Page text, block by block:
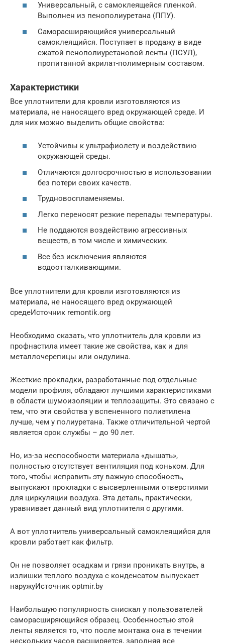
Универсальный, с самоклеящейся пленкой.
Выполнен из пенополиуретана (ППУ).
Саморасширяющийся универсальный
самоклеящийся. Поступает в продажу в виде
сжатой пенополиуретановой ленты (ПСУЛ),
пропитанной акрилат-полимерным составом.
Характеристики
Все уплотнители для кровли изготовляются из
материала, не наносящего вред окружающей среде. И
для них можно выделить общие свойства:
Устойчивы к ультрафиолету и воздействию
окружающей среды.
Отличаются долгосрочностью в использовании
без потери своих качеств.
Трудновоспламеняемы.
Легко переносят резкие перепады температуры.
Не поддаются воздействию агрессивных
веществ, в том числе и химических.
Все без исключения являются
водоотталкивающими.
Все уплотнители для кровли изготовляются из
материала, не наносящего вред окружающей
средеИсточник remontik.org
Необходимо сказать, что уплотнитель для кровли из
профнастила имеет такие же свойства, как и для
металлочерепицы или ондулина.
Жесткие прокладки, разработанные под отдельные
модели профиля, обладают лучшими характеристиками
в области шумоизоляции и теплозащиты. Это связано с
тем, что эти свойства у вспененного полиэтилена
лучше, чем у полиуретана. Также отличительной чертой
является срок службы – до 90 лет.
Но, из-за неспособности материала «дышать»,
полностью отсутствует вентиляция под коньком. Для
того, чтобы исправить эту важную способность,
выпускают прокладки с высверленными отверстиями
для циркуляции воздуха. Эта деталь, практически,
уравнивает данный вид уплотнителя с другими.
А вот уплотнитель универсальный самоклеящийся для
кровли работает как фильтр.
Он не позволяет осадкам и грязи проникать внутрь, а
излишки теплого воздуха с конденсатом выпускает
наружуИсточник optmir.by
Наибольшую популярность снискал у пользователей
саморасширяющийся образец. Особенностью этой
ленты является то, что после монтажа она в течении
нескольких часов расширяется, заполняя все